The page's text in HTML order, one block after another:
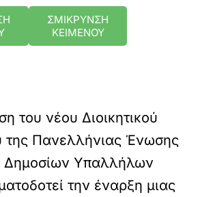
ΣΜΙΚΡΥΝΣΗ
ΚΕΙΜΕΝΟΥ
του νέου Διοικητικού
της Πανελλήνιας Ένωσης
Δημοσίων Υπαλλήλων
την έναρξη μιας